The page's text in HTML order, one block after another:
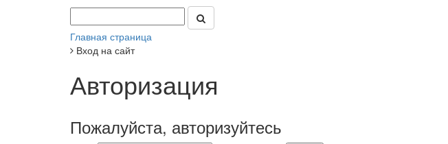
Главная страница
Вход на сайт
Авторизация
Пожалуйста, авторизуйтесь